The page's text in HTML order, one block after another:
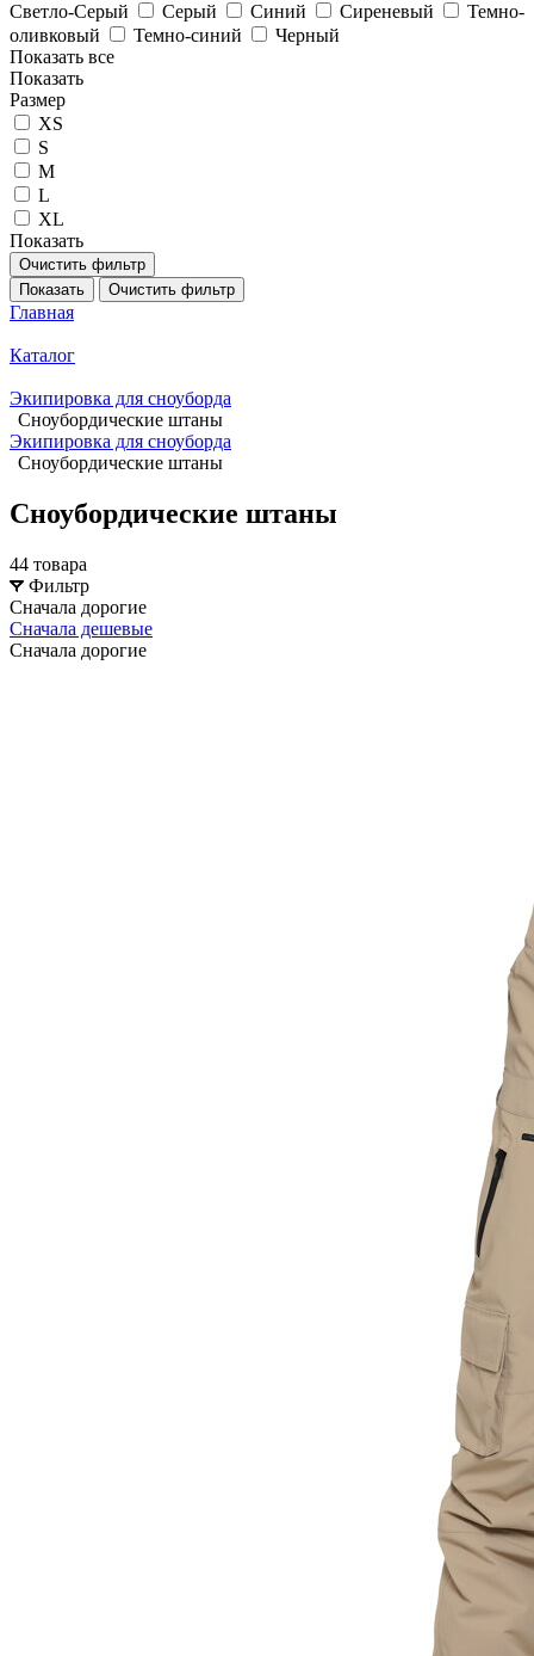
Светло-Серый Серый Синий Сиреневый
Темно-
оливковый
Темно-синий
Черный
Показать все
Показать
Размер
XS
S
M
L
XL
Показать
Очистить фильтр
Показать
Очистить фильтр
Главная
Каталог
Экипировка для сноуборда
Сноубордические штаны
Экипировка для сноуборда
Сноубордические штаны
Сноубордические штаны
44 товара
Фильтр
Сначала дорогие
Сначала дешевые
Сначала дорогие